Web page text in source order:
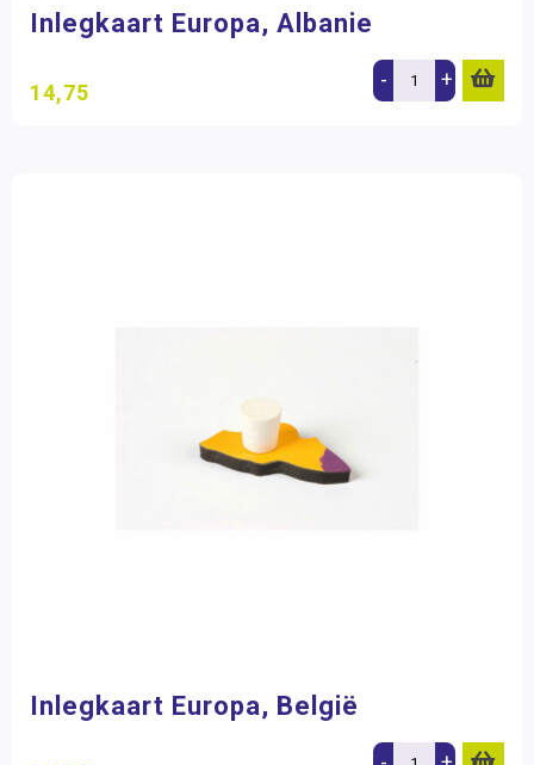
Inlegkaart Europa, Albanie
14,75 - +
Inlegkaart Europa, België